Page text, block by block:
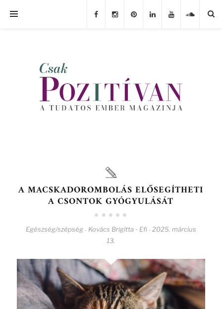
A MACSKADOROMBOLÁS ELŐSEGÍTHETI
A CSONTOK GYÓGYULÁSÁT
Egészség/szépség - Kovács Brigitta - Efi - 2025. március
13.